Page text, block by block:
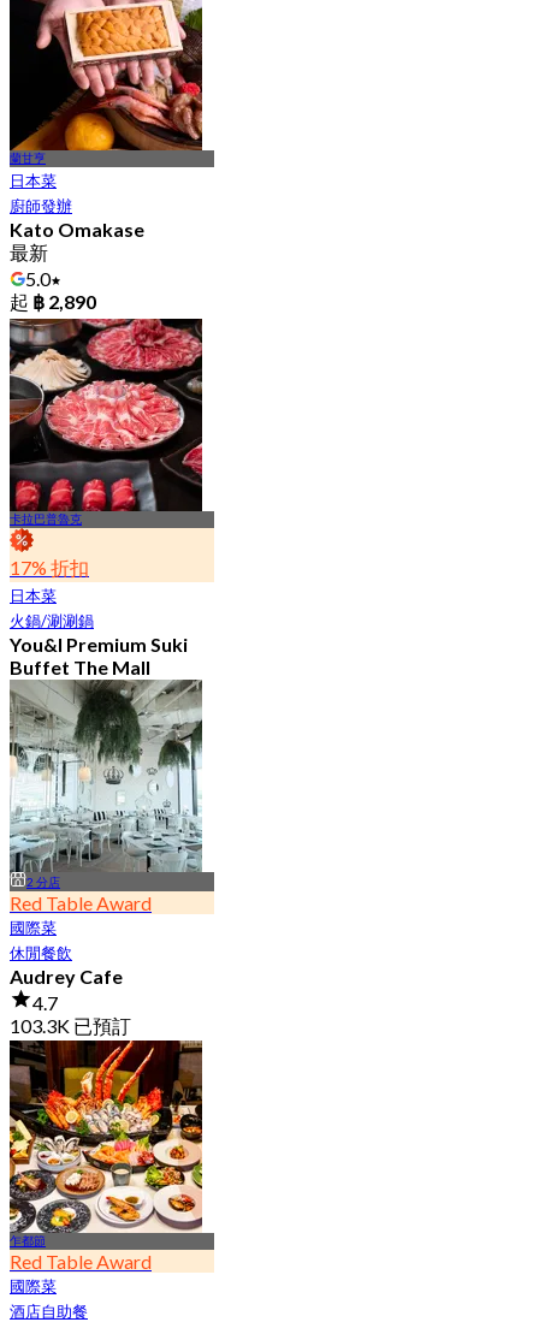
฿ 2,000
蘭甘亨
日本菜
廚師發辦
Kato Omakase
最新
5.0
起 ฿ 2,890
卡拉巴普魯克
17% 折扣
日本菜
火鍋/涮涮鍋
You&I Premium Suki
Buffet The Mall
Bangkae
4.7
1.2K 已預訂
起฿ 498
2 分店
Red Table Award
國際菜
休閒餐飲
Audrey Cafe
4.7
103.3K 已預訂
起฿ 149
乍都節
Red Table Award
國際菜
酒店自助餐